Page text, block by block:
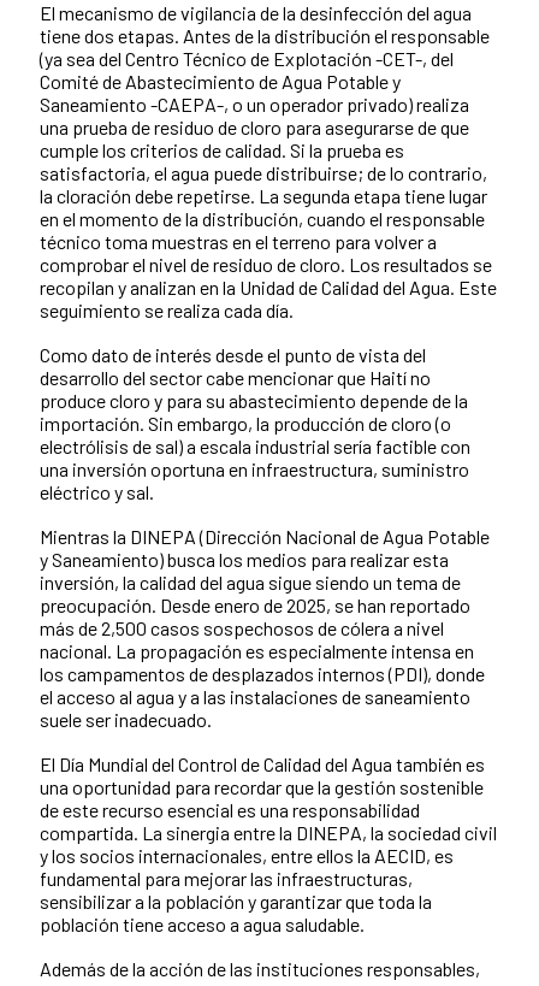
El mecanismo de vigilancia de la desinfección del agua
tiene dos etapas. Antes de la distribución el responsable
(ya sea del Centro Técnico de Explotación -CET-, del
Comité de Abastecimiento de Agua Potable y
Saneamiento -CAEPA-, o un operador privado) realiza
una prueba de residuo de cloro para asegurarse de que
cumple los criterios de calidad. Si la prueba es
satisfactoria, el agua puede distribuirse; de lo contrario,
la cloración debe repetirse. La segunda etapa tiene lugar
en el momento de la distribución, cuando el responsable
técnico toma muestras en el terreno para volver a
comprobar el nivel de residuo de cloro. Los resultados se
recopilan y analizan en la Unidad de Calidad del Agua. Este
seguimiento se realiza cada día.
Como dato de interés desde el punto de vista del
desarrollo del sector cabe mencionar que Haití no
produce cloro y para su abastecimiento depende de la
importación. Sin embargo, la producción de cloro (o
electrólisis de sal) a escala industrial sería factible con
una inversión oportuna en infraestructura, suministro
eléctrico y sal.
Mientras la DINEPA (Dirección Nacional de Agua Potable
y Saneamiento) busca los medios para realizar esta
inversión, la calidad del agua sigue siendo un tema de
preocupación. Desde enero de 2025, se han reportado
más de 2,500 casos sospechosos de cólera a nivel
nacional. La propagación es especialmente intensa en
los campamentos de desplazados internos (PDI), donde
el acceso al agua y a las instalaciones de saneamiento
suele ser inadecuado.
El Día Mundial del Control de Calidad del Agua también es
una oportunidad para recordar que la gestión sostenible
de este recurso esencial es una responsabilidad
compartida. La sinergia entre la DINEPA, la sociedad civil
y los socios internacionales, entre ellos la AECID, es
fundamental para mejorar las infraestructuras,
sensibilizar a la población y garantizar que toda la
población tiene acceso a agua saludable.
Además de la acción de las instituciones responsables,